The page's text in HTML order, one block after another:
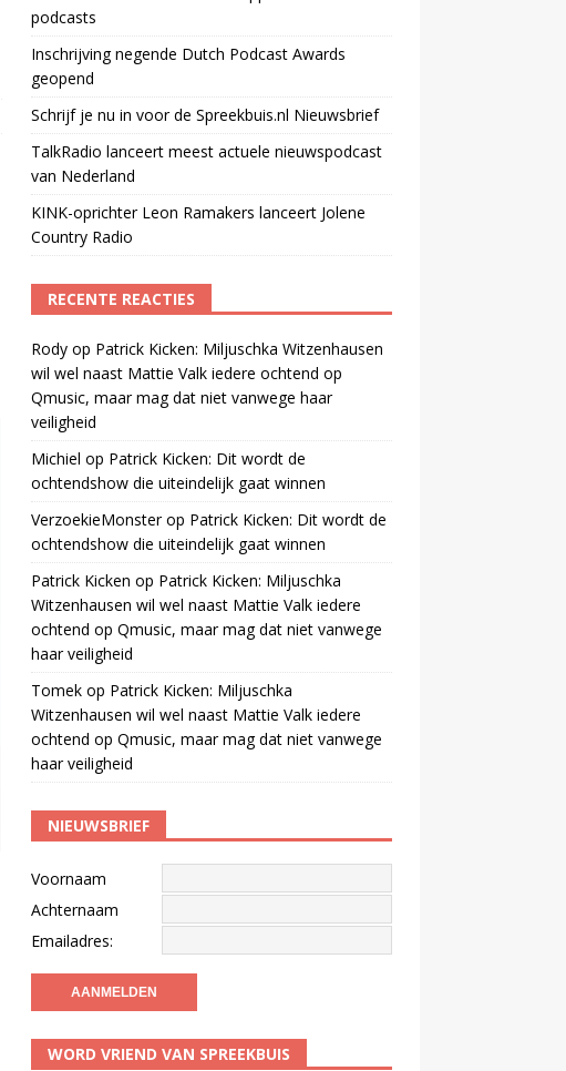
podcasts
Inschrijving negende Dutch Podcast Awards
geopend
Schrijf je nu in voor de Spreekbuis.nl Nieuwsbrief
TalkRadio lanceert meest actuele nieuwspodcast
van Nederland
KINK-oprichter Leon Ramakers lanceert Jolene
Country Radio
RECENTE REACTIES
Rodyop Patrick Kicken: Miljuschka Witzenhausen
wil wel naast Mattie Valk iedere ochtend op
Qmusic, maar mag dat niet vanwege haar
veiligheid
Michiel op Patrick Kicken: Dit wordt de
ochtendshow die uiteindelijk gaat winnen
VerzoekieMonsterop Patrick Kicken: Dit wordt de
ochtendshow die uiteindelijk gaat winnen
Patrick Kicken op Patrick Kicken: Miljuschka
Witzenhausen wil wel naast Mattie Valk iedere
ochtend op Qmusic, maar mag dat niet vanwege
haar veiligheid
Tomekop Patrick Kicken: Miljuschka
Witzenhausen wil wel naast Mattie Valk iedere
ochtend op Qmusic, maar mag dat niet vanwege
haar veiligheid
NIEUWSBRIEF
Voornaam
Achternaam
Emailadres:
WORD VRIEND VAN SPREEKBUIS